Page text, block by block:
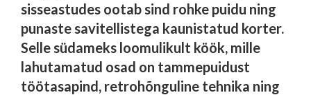
sisseastudes ootab sind rohke puidu ning
punaste savitellistega kaunistatud korter.
Selle südameks loomulikult köök, mille
lahutamatud osad on tammepuidust
töötasapind, retrohõnguline tehnika ning